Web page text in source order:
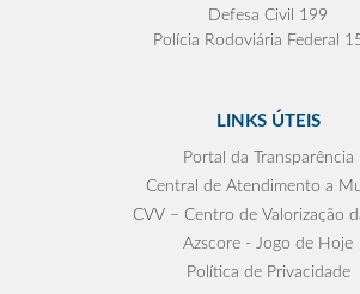
Defesa Civil 199
Polícia Rodoviária Federal
LINKS ÚTEIS
Portal da Transparência
Central de Atendimento a
CVV – Centro de Valorização
Azscore - Jogo de Hoje
Política de Privacidade